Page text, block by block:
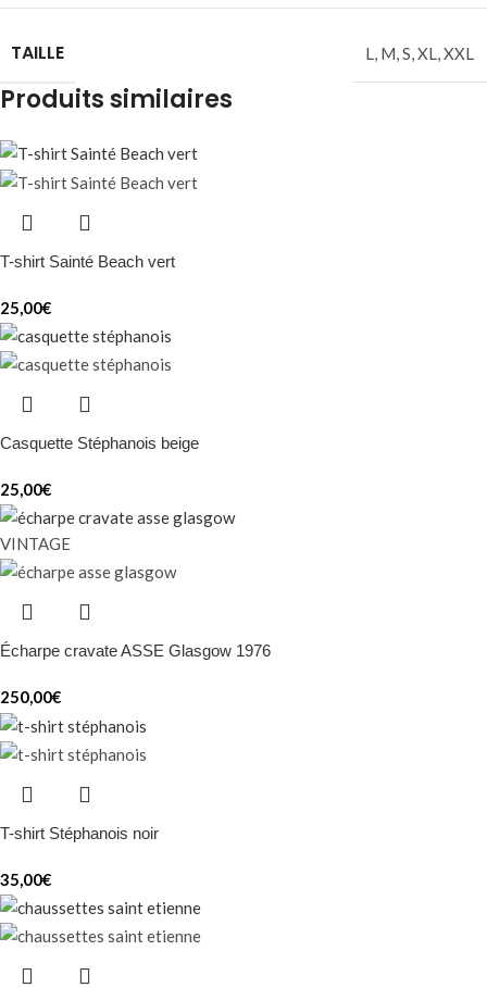
TAILLE L, M,S,XL,XXL
Produits similaires
T-shirt Sainté Beach vert
25,00€
Casquette Stéphanois beige
25,00€
VINTAGE
Écharpe cravate ASSE Glasgow 1976
250,00€
T-shirt Stéphanois noir
35,00€